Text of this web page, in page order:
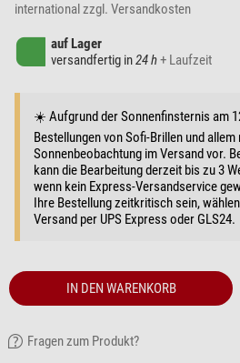
international zzgl. Versandkosten
auf Lager
versandfertig in24 h+ Laufzeit
☀️ Aufgrund der Sonnenfinsternis am
Bestellungen von Sofi-Brillen und allem
Sonnenbeobachtung im Versand vor.
kann die Bearbeitung derzeit bis zu 3
wenn kein Express-Versandservice
Ihre Bestellung zeitkritisch sein,
Versand per UPS Express oder GLS24.
IN DEN WARENKORB
Fragen zum Produkt?